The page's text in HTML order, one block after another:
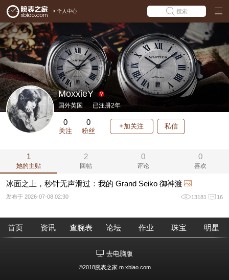
> 个人中心 搜索
MoxxieY
国外英国 已注册2年
0
关注
0
粉丝
加关注 私信
1
她的主贴
2
回帖
0
评论
0
喜欢
冰面之上，秒针无声滑过：我的 Grand Seiko 御神渡
发布于 2026-07-08 02:30 13181 16
首页 资讯 查腕表 论坛 作业 珠宝 明星
去电脑版
©2018腕表之家 m.xbiao.com